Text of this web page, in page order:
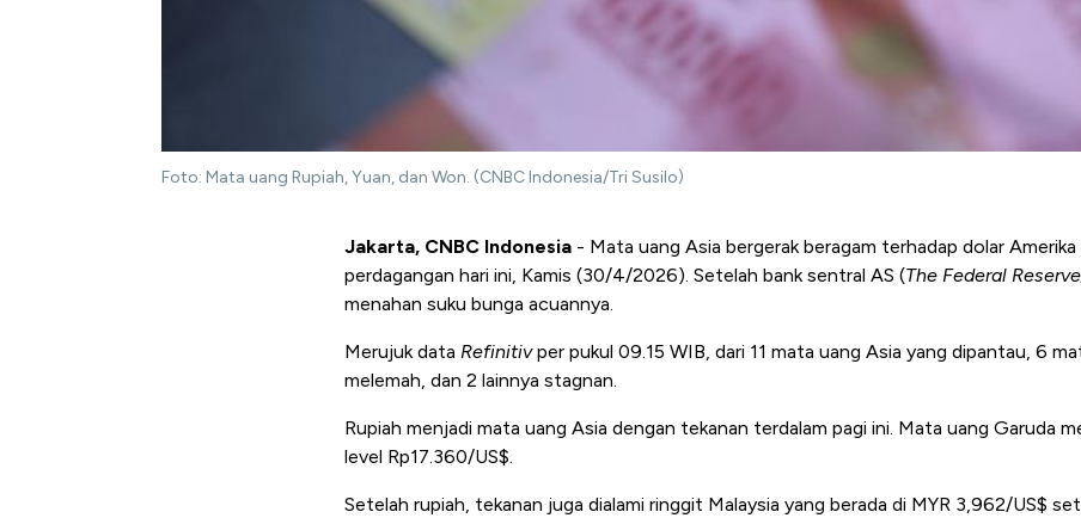
Foto: Mata uang Rupiah, Yuan, dan Won. (CNBC Indonesia/Tri Susilo)
Jakarta, CNBC Indonesia - Mata uang Asia bergerak beragam terhadap dolar Amerika
perdagangan hari ini, Kamis (30/4/2026). Setelah bank sentral AS (The Federal
menahan suku bunga acuannya.
Merujuk data Refinitivper pukul 09.15 WIB, dari 11 mata uang Asia yang dipantau, 6
melemah, dan 2 lainnya stagnan.
Rupiah menjadi mata uang Asia dengan tekanan terdalam pagi ini. Mata uang Garuda
level Rp17.360/US$.
Setelah rupiah, tekanan juga dialami ringgit Malaysia yang berada di MYR 3,962/US$